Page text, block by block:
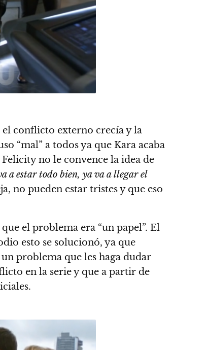
el conflicto externo crecía y la
“mal” a todos ya que Kara acaba
no le convence la idea de
a estar todo bien, ya va a llegar el
no pueden estar tristes y que eso
el problema era “un papel”. El
esto se solucionó, ya que
problema que les haga dudar
en la serie y que a partir de